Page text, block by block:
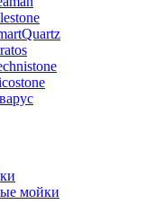
мойки